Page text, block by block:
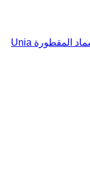
ماكينة توزيع السماد المقطورة Unia